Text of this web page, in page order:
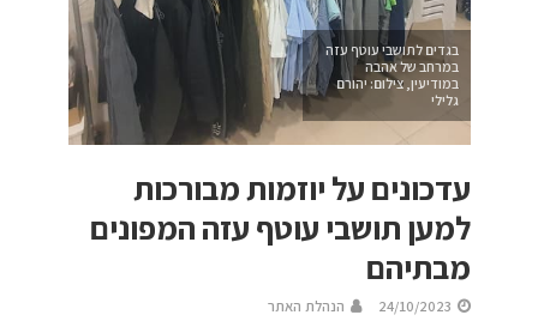
בגדים לתושבי עוטף עזה
במרחב של אהבה
במודיעין, צילום: יהורם
גלילי
עדכונים על יוזמות מבורכות
למען תושבי עוטף עזה המפונים
מבתיהם
24/10/2023 הנהלת האתר